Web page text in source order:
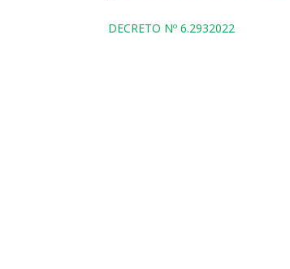
DECRETO Nº 6.2932022